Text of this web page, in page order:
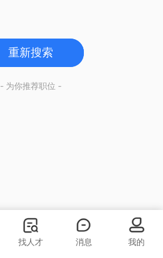
重新搜索
- 为你推荐职位 -
找人才 消息 我的